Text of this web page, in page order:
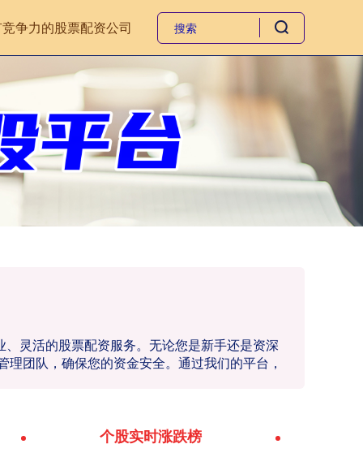
争力的股票配资公司
灵活的股票配资服务。无论您是新手还是资深
团队，确保您的资金安全。通过我们的平台，
个股实时涨跌榜